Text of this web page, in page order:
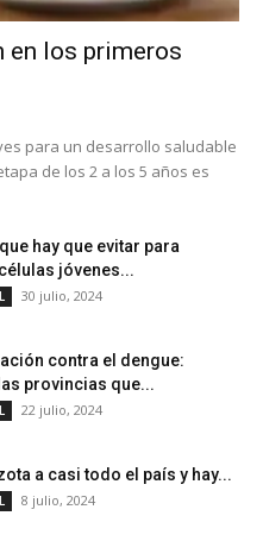
en los primeros
para un desarrollo saludable
de los 2 a los 5 años es
hay que evitar para
jóvenes...
30 julio, 2024
contra el dengue:
provincias que...
22 julio, 2024
a casi todo el país y hay...
8 julio, 2024